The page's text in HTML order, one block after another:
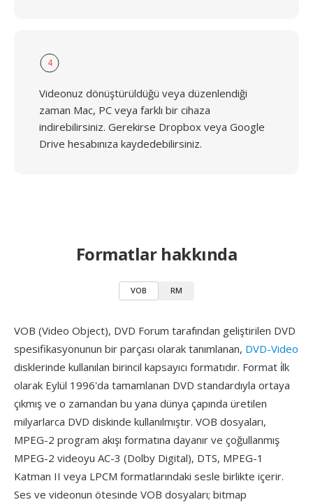
4
Videonuz dönüştürüldüğü veya düzenlendiği
zaman Mac, PC veya farklı bir cihaza
indirebilirsiniz. Gerekirse Dropbox veya Google
Drive hesabınıza kaydedebilirsiniz.
Formatlar hakkında
VOB RM
VOB (Video Object), DVD Forum tarafından geliştirilen DVD
spesifikasyonunun bir parçası olarak tanımlanan, DVD-Video
disklerinde kullanılan birincil kapsayıcı formatıdır. Format i̇lk
olarak Eylül 1996'da tamamlanan DVD standardıyla ortaya
çıkmış ve o zamandan bu yana dünya çapında üretilen
milyarlarca DVD diskinde kullanılmıştır. VOB dosyaları,
MPEG-2 program akışı formatına dayanır ve çoğullanmış
MPEG-2 videoyu AC-3 (Dolby Digital), DTS, MPEG-1
Katman II veya LPCM formatlarındaki sesle birlikte içerir.
Ses ve videonun ötesinde VOB dosyaları; bitmap